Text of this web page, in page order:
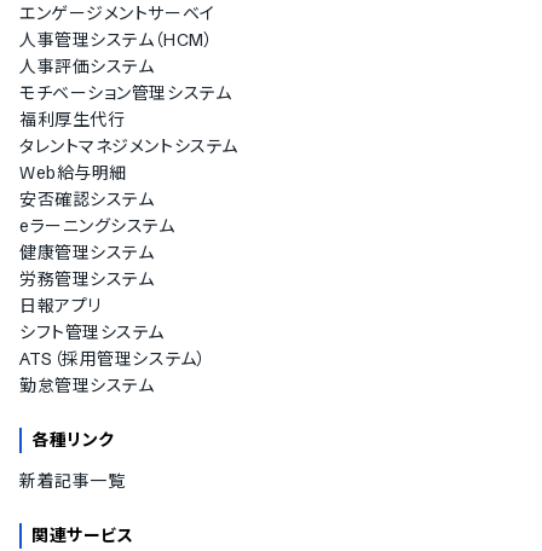
エンゲージメントサーベイ
人事管理システム（HCM）
人事評価システム
モチベーション管理システム
福利厚生代行
タレントマネジメントシステム
Web給与明細
安否確認システム
eラーニングシステム
健康管理システム
労務管理システム
日報アプリ
シフト管理システム
ATS（採用管理システム）
勤怠管理システム
各種リンク
新着記事一覧
関連サービス